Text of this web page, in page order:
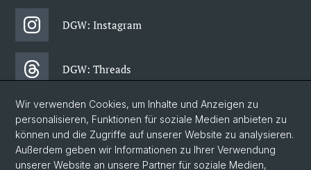
DGW: Instagram
DGW: Threads
DGW: Facebook
DGW: Newsletter
Wir verwenden Cookies, um Inhalte und Anzeigen zu
personalisieren, Funktionen für soziale Medien anbieten zu
können und die Zugriffe auf unserer Website zu analysieren.
Außerdem geben wir Informationen zu Ihrer Verwendung
unserer Website an unsere Partner für soziale Medien,